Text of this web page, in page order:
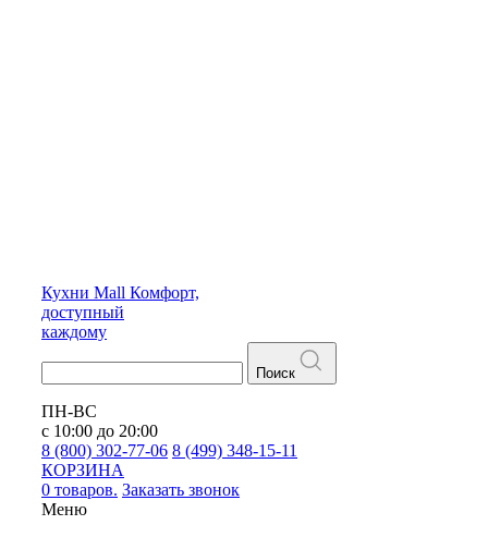
Кухни Mall Комфорт,
доступный
каждому
Поиск
ПН-ВС
с 10:00 до 20:00
8 (800) 302-77-06 8 (499) 348-15-11
КОРЗИНА
0 товаров. Заказать звонок
Меню